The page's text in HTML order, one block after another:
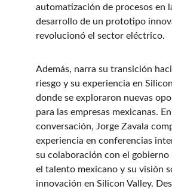
automatización de procesos en
desarrollo de un prototipo
revolucionó el sector eléctrico.
Además, narra su transición
riesgo y su experiencia en
donde se exploraron nuevas
para las empresas mexicanas.
conversación, Jorge Zavala
experiencia en conferencias
su colaboración con el gobierno
el talento mexicano y su visión
innovación en Silicon Valley.